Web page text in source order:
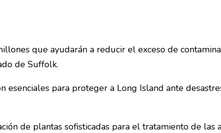
que ayudarán a reducir el exceso de
de Suffolk.
esenciales para proteger a Long Island ante
de plantas sofisticadas para el tratamiento de las